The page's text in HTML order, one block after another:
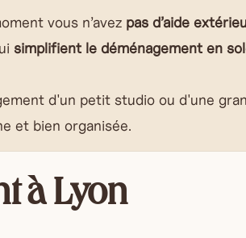
vous n’avez pas d’aide
simplifient le déménagement en
d'un petit studio ou d'une
et bien organisée.
à Lyon